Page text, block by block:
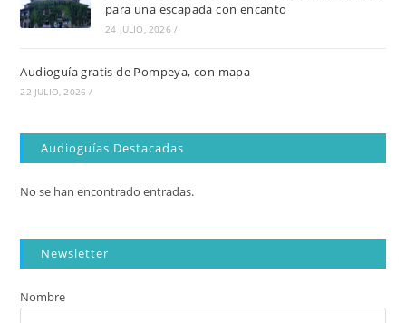
para una escapada con encanto
24 JULIO, 2026 /
Audioguía gratis de Pompeya, con mapa
22 JULIO, 2026 /
Audioguías Destacadas
No se han encontrado entradas.
Newsletter
Nombre